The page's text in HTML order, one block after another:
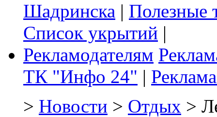
Шадринска | Полезные
Список укрытий |
Рекламодателям
ТК "Инфо 24" |
> Новости > Отдых >